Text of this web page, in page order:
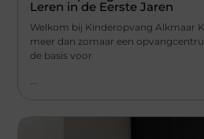
Leren in de Eerste Jaren
Welkom bij Kinderopvang Alkmaar
meer dan zomaar een
de basis voor
...